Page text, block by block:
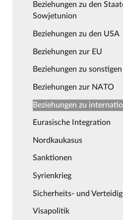
Beziehungen zu den
Sowjetunion
Beziehungen zu den USA
Beziehungen zur EU
Beziehungen zu
Beziehungen zur NATO
Beziehungen zu
Eurasische Integration
Nordkaukasus
Sanktionen
Syrienkrieg
Sicherheits- und
Visapolitik